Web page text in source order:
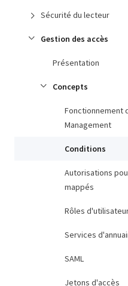
Sécurité du lecteur
Gestion des accès
Présentation
Concepts
Fonctionnement
Management
Conditions
Autorisations
mappés
Rôles
Services
SAML
Jetons d'accès